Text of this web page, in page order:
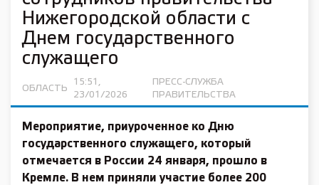
Нижегородской области с
Днем государственного
служащего
ОБЛАСТЬ
15:51,
23/01/2026
ПРЕСС-СЛУЖБА
ПРАВИТЕЛЬСТВА
Мероприятие, приуроченное ко Дню
государственного служащего, который
отмечается в России 24 января, прошло в
Кремле. В нем приняли участие более 200